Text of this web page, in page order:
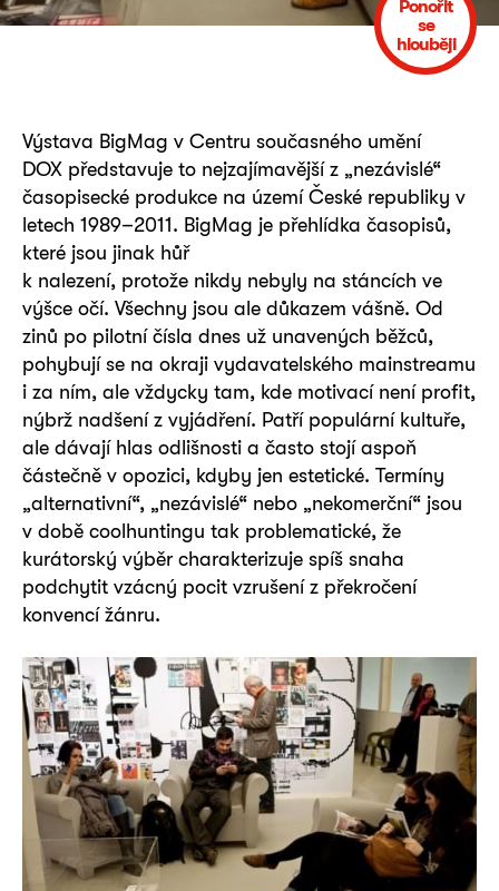
Ponořit
se
hlouběji
Výstava BigMag v Centru současného umění
DOX představuje to nejzajímavější z „nezávislé“
časopisecké produkce na území České republiky v
letech 1989–2011. BigMag je přehlídka časopisů,
které jsou jinak hůř
k nalezení, protože nikdy nebyly na stáncích ve
výšce očí. Všechny jsou ale důkazem vášně. Od
zinů po pilotní čísla dnes už unavených běžců,
pohybují se na okraji vydavatelského mainstreamu
i za ním, ale vždycky tam, kde motivací není profit,
nýbrž nadšení z vyjádření. Patří populární kultuře,
ale dávají hlas odlišnosti a často stojí aspoň
částečně v opozici, kdyby jen estetické. Termíny
„alternativní“, „nezávislé“ nebo „nekomerční“ jsou
v době coolhuntingu tak problematické, že
kurátorský výběr charakterizuje spíš snaha
podchytit vzácný pocit vzrušení z překročení
konvencí žánru.